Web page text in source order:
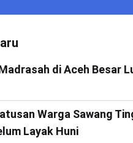
di Aceh Besar
Warga Sawang
Layak Huni